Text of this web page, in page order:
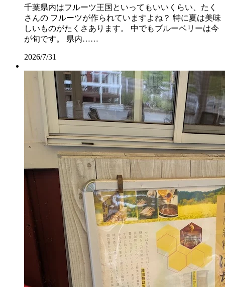
千葉県内はフルーツ王国といってもいいくらい、たく
さんの フルーツが作られていますよね？ 特に夏は美味
しいものがたくさあります。 中でもブルーベリーは今
が旬です。 県内……
2026/7/31